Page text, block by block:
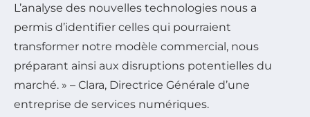
L’analyse des nouvelles technologies nous a
permis d’identifier celles qui pourraient
transformer notre modèle commercial, nous
préparant ainsi aux disruptions potentielles du
marché. » – Clara, Directrice Générale d’une
entreprise de services numériques.